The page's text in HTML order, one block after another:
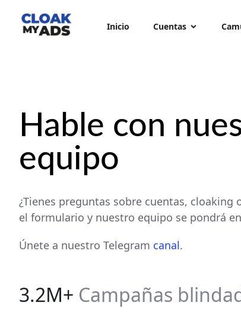
Inicio Cuentas
Hable con
equipo
¿Tienes preguntas sobre cuentas, cloaking
el formulario y nuestro equipo se pondrá
Únete a nuestro Telegram canal.
3.2M+ Campañas